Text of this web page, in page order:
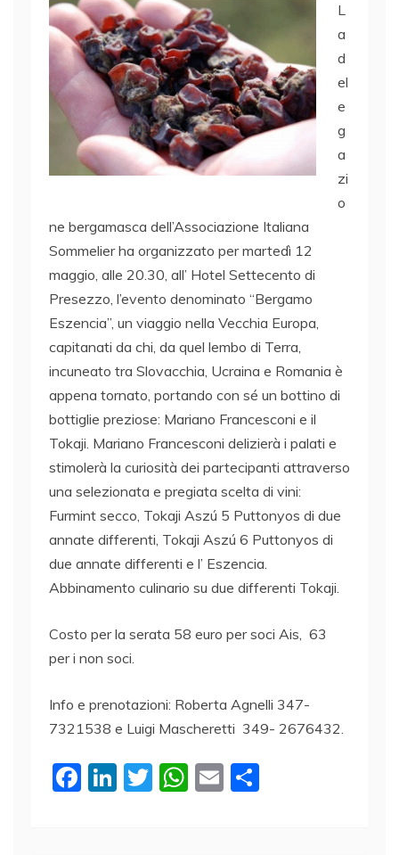
L
a
d
el
e
g
a
zi
o
ne bergamasca dell’Associazione Italiana
Sommelier ha organizzato per martedì 12
maggio, alle 20.30, all’ Hotel Settecento di
Presezzo, l’evento denominato “Bergamo
Eszencia”, un viaggio nella Vecchia Europa,
capitanati da chi, da quel lembo di Terra,
incuneato tra Slovacchia, Ucraina e Romania è
appena tornato, portando con sé un bottino di
bottiglie preziose: Mariano Francesconi e il
Tokaji. Mariano Francesconi delizierà i palati e
stimolerà la curiosità dei partecipanti attraverso
una selezionata e pregiata scelta di vini:
Furmint secco, Tokaji Aszú 5 Puttonyos di due
annate differenti, Tokaji Aszú 6 Puttonyos di
due annate differenti e l’ Eszencia.
Abbinamento culinario su due differenti Tokaji.
Costo per la serata 58 euro per soci Ais, 63
per i non soci.
Info e prenotazioni: Roberta Agnelli 347-
7321538 e Luigi Mascheretti 349- 2676432.
F
Li T
W E